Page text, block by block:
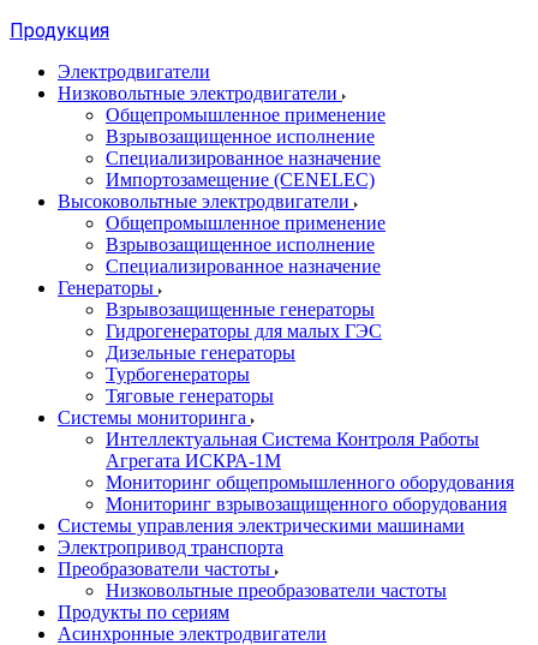
Продукция
Электродвигатели
Низковольтные электродвигатели
Общепромышленное применение
Взрывозащищенное исполнение
Специализированное назначение
Импортозамещение (CENELEC)
Высоковольтные электродвигатели
Общепромышленное применение
Взрывозащищенное исполнение
Специализированное назначение
Генераторы
Взрывозащищенные генераторы
Гидрогенераторы для малых ГЭС
Дизельные генераторы
Турбогенераторы
Тяговые генераторы
Системы мониторинга
Интеллектуальная Система Контроля Работы
Агрегата ИСКРА-1М
Мониторинг общепромышленного оборудования
Мониторинг взрывозащищенного оборудования
Системы управления электрическими машинами
Электропривод транспорта
Преобразователи частоты
Низковольтные преобразователи частоты
Продукты по сериям
Асинхронные электродвигатели